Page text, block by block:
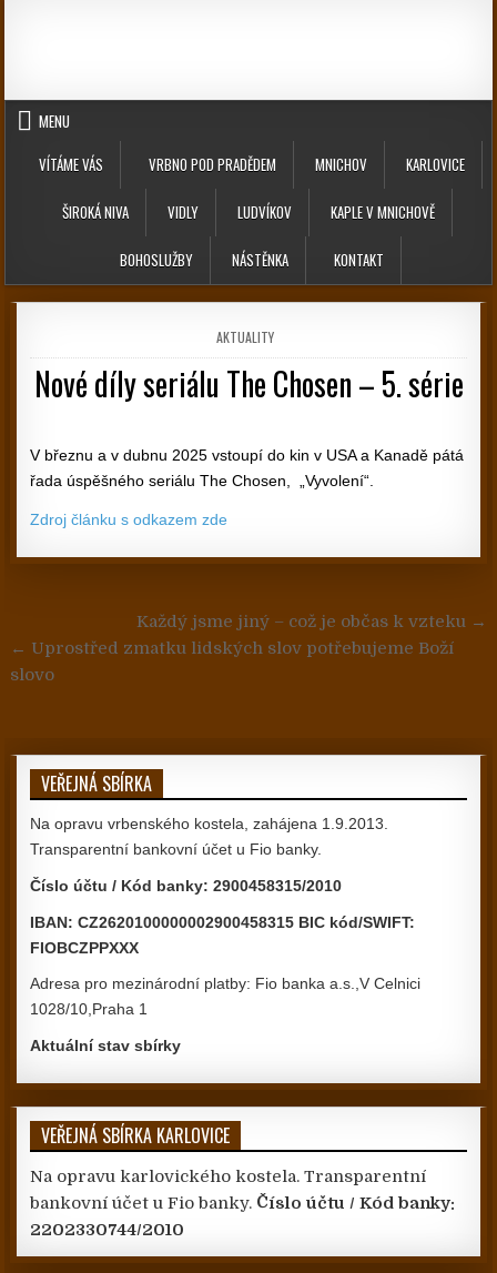
MENU
VÍTÁME VÁS
VRBNO POD PRADĚDEM MNICHOV KARLOVICE
ŠIROKÁ NIVA VIDLY LUDVÍKOV KAPLE V MNICHOVĚ
BOHOSLUŽBY NÁSTĚNKA KONTAKT
POSTED IN
AKTUALITY
Nové díly seriálu The Chosen – 5. série
V březnu a v dubnu 2025 vstoupí do kin v USA a Kanadě pátá
řada úspěšného seriálu The Chosen, „Vyvolení“.
Zdroj článku s odkazem zde
Navigace pro příspěvek
Každý jsme jiný – což je občas k vzteku →
← Uprostřed zmatku lidských slov potřebujeme Boží
slovo
VEŘEJNÁ SBÍRKA
Na opravu vrbenského kostela, zahájena 1.9.2013.
Transparentní bankovní účet u Fio banky.
Číslo účtu / Kód banky: 2900458315/2010
IBAN: CZ2620100000002900458315 BIC kód/SWIFT:
FIOBCZPPXXX
Adresa pro mezinárodní platby: Fio banka a.s.,V Celnici
1028/10,Praha 1
Aktuální stav sbírky
VEŘEJNÁ SBÍRKA KARLOVICE
Na opravu karlovického kostela. Transparentní
bankovní účet u Fio banky. Číslo účtu / Kód banky:
2202330744/2010